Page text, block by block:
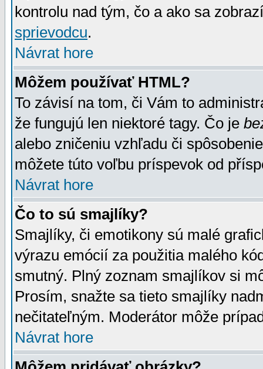
kontrolu nad tým, čo a ako sa
sprievodcu.
Návrat hore
Môžem používať HTML?
To závisí na tom, či Vám to
že fungujú len niektoré tagy. Čo je
alebo zničeniu vzhľadu či
môžete túto voľbu príspevok od
Návrat hore
Čo to sú smajlíky?
Smajlíky, či emotikony sú malé
výrazu emócií za použitia malého
smutný. Plný zoznam smajlíkov si
Prosím, snažte sa tieto smajlíky
nečitateľným. Moderátor môže
Návrat hore